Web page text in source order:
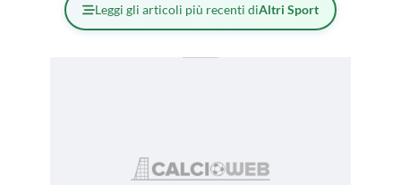
Leggi gli articoli più recenti diAltri Sport